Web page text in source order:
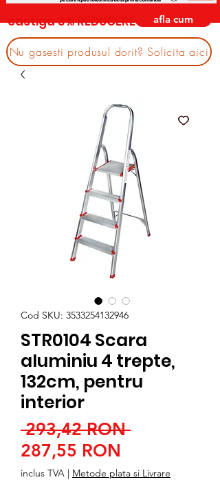
castiga 3% REDUCERE afla cum
Nu gasesti produsul dorit? Solicita aici
Cod SKU: 3533254132946
STR0104 Scara
aluminiu 4 trepte,
132cm, pentru
interior
293,42 RON Preț
287,55 RON
redus
inclus TVA | Metode plata si Livrare